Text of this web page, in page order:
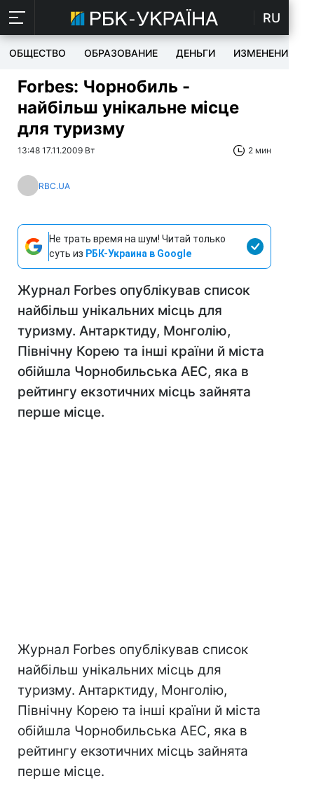
RU
ОБЩЕСТВО ОБРАЗОВАНИЕ ДЕНЬГИ ИЗМЕНЕНИЯ
Forbes: Чорнобиль -
найбільш унікальне місце
для туризму
13:48 17.11.2009 Вт 2 мин
RBC.UA
Не трать время на шум! Читай только
суть из РБК-Украина в Google
Журнал Forbes опублікував список
найбільш унікальних місць для
туризму. Антарктиду, Монголію,
Північну Корею та інші країни й міста
обійшла Чорнобильська АЕС, яка в
рейтингу екзотичних місць зайнята
перше місце.
Журнал Forbes опублікував список
найбільш унікальних місць для
туризму. Антарктиду, Монголію,
Північну Корею та інші країни й міста
обійшла Чорнобильська АЕС, яка в
рейтингу екзотичних місць зайнята
перше місце.